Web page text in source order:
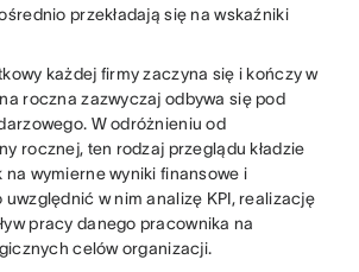
przekładają się na wskaźniki
każdej firmy zaczyna się i kończy w
roczna zazwyczaj odbywa się pod
W odróżnieniu od
rocznej, ten rodzaj przeglądu kładzie
wymierne wyniki finansowe i
w nim analizę KPI, realizację
pracy danego pracownika na
celów organizacji.